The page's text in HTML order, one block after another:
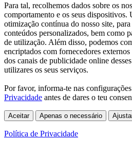
Para tal, recolhemos dados sobre os
comportamento e os seus dispositivos.
otimização contínua do nosso site,
conteúdos personalizados, bem como
de utilização. Além disso, podemos
encriptados com fornecedores
dos canais de publicidade online
utilizares os seus serviços.
Por favor, informa-te nas configurações
Privacidade antes de dares o teu
Aceitar Apenas o necessário
Política de Privacidade